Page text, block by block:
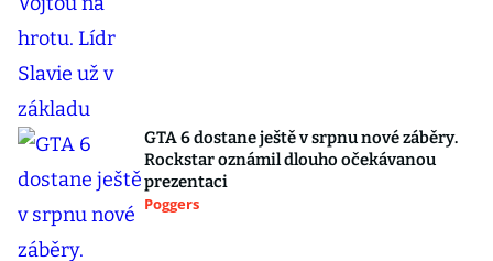
GTA 6 dostane ještě v srpnu nové záběry.
Rockstar oznámil dlouho očekávanou
prezentaci
Poggers